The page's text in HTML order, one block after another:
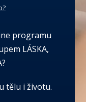
programu
LÁSKA,
tělu i životu.